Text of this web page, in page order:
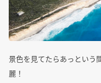
景色を見てたらあっという
麗！